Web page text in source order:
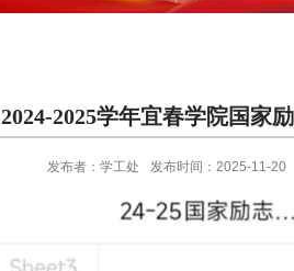
2024-2025学年宜春学院国家
发布者：学工处 发布时间：2025-11-20